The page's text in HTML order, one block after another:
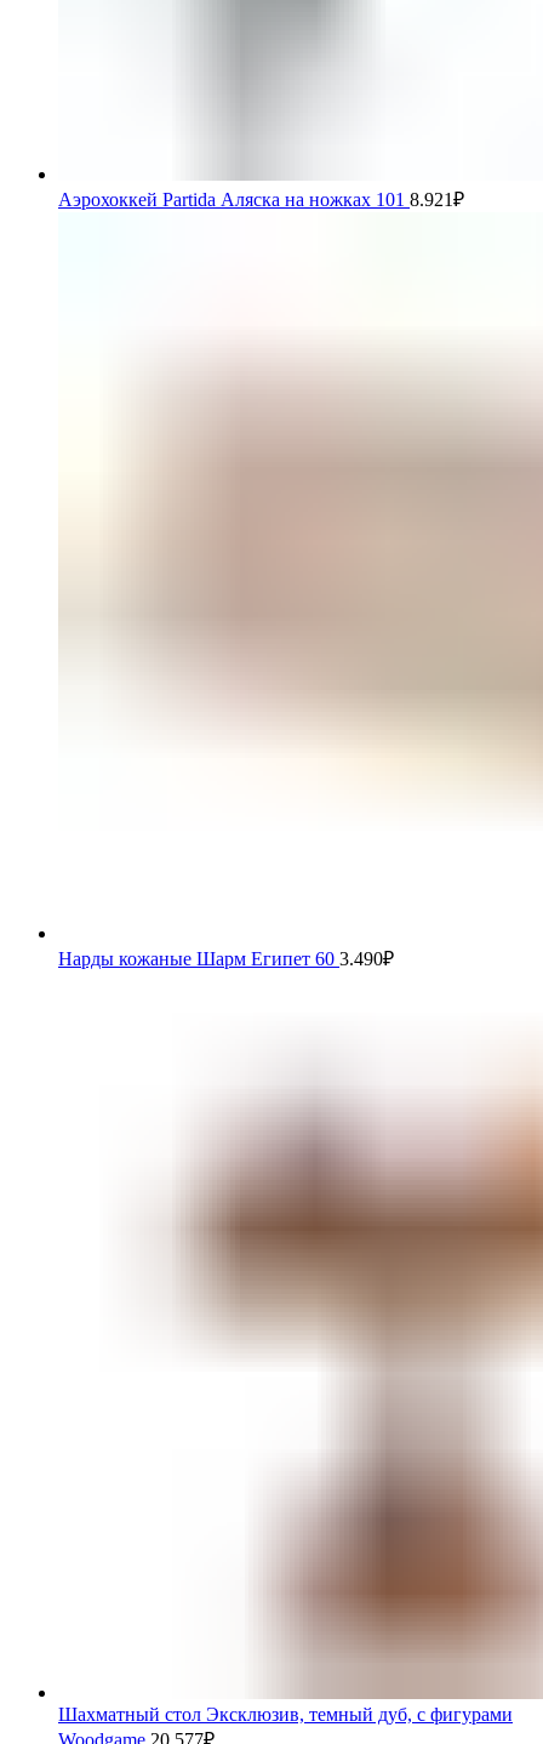
Аэрохоккей Partida Аляска на ножках 101 8.921₽
Нарды кожаные Шарм Египет 60 3.490₽
Шахматный стол Эксклюзив, темный дуб, с фигурами